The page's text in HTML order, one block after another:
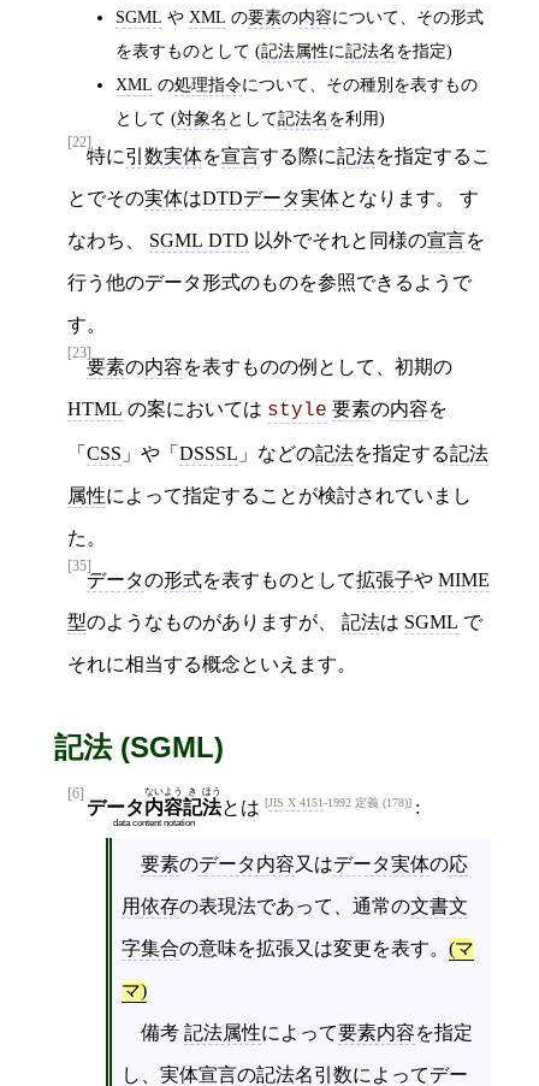
SGML や XML の要素の内容について、その形式
を表すものとして (記法属性に記法名を指定)
XML の処理指令について、その種別を表すもの
として (対象名 として記法名を利用)
[22]
特に引数実体を宣言する際に記法を指定するこ
とでその実体はDTDデータ実体となります。 す
なわち、 SGML DTD 以外でそれと同様の宣言を
行う他のデータ形式のものを参照できるようで
す。
[23]
要素の内容を表すものの例として、初期の
HTML の案においては style 要素の内容を
「 CSS 」や「 DSSSL 」などの記法を指定する記法
属性によって指定することが検討されていまし
た。
[35]
データの形式を表すものとして拡張子や MIME
型のようなものがありますが、 記法は SGML で
それに相当する概念といえます。
記法 (SGML)
[6]
データ内
ない
容
よう
記
き
法
ほう
data content notation
とは JIS X 4151‐1992 定義 (178) :
要素のデータ内容又はデータ実体の応
用依存の表現法であって、通常の文書文
字集合の意味を拡張又は変更を表す。 (マ
マ)
備考 記法属性によって要素内容を指定
し、 実体宣言の記法名引数によってデー